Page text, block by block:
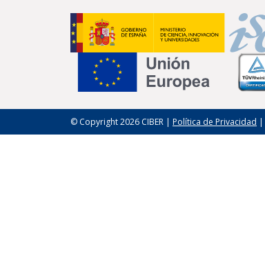
© Copyright 2026 CIBER | Política de Privacidad |